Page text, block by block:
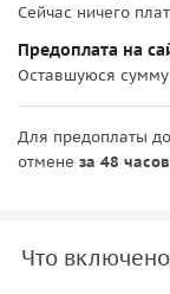
Сейчас ничего
Предоплата на
Оставшуюся сумму
Для предоплаты
отмене за 48 часов
Что включено